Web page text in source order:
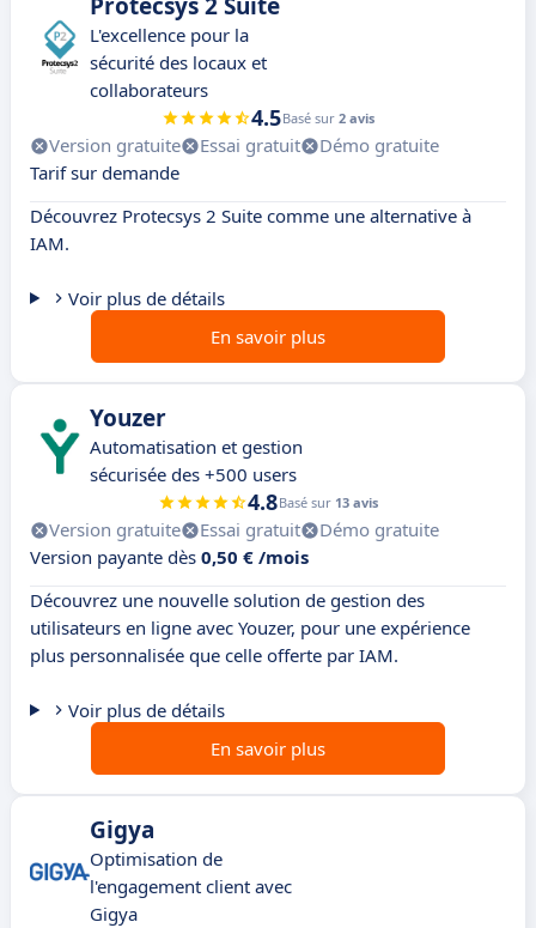
L'excellence pour la
sécurité des locaux et
collaborateurs
4.5Basé sur 2 avis
Version gratuite Essai gratuit
Démo gratuite
Tarif sur demande
Découvrez Protecsys 2 Suite comme une alternative à
IAM.
Voir plus de détails
En savoir plus
Youzer
Automatisation et gestion
sécurisée des +500 users
4.8Basé sur 13 avis
Version gratuite Essai gratuit
Démo gratuite
Version payante dès 0,50 € /mois
Découvrez une nouvelle solution de gestion des
utilisateurs en ligne avec Youzer, pour une expérience
plus personnalisée que celle offerte par IAM.
Voir plus de détails
En savoir plus
Gigya
Optimisation de
l'engagement client avec
Gigya